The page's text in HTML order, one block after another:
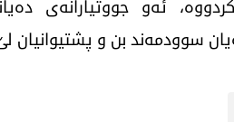
ئه‌و جووتیارانه‌ی
سوودمه‌ند بن و پشتیوانیان